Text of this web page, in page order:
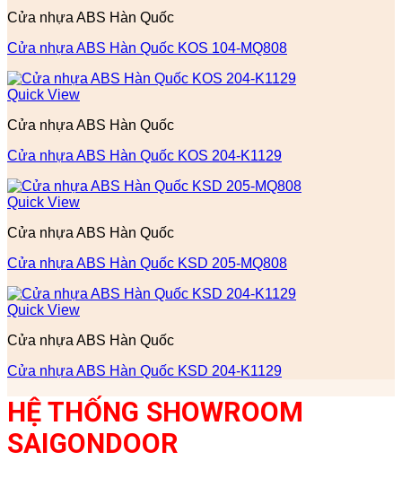
Cửa nhựa ABS Hàn Quốc
Cửa nhựa ABS Hàn Quốc KOS 104-MQ808
Quick View
Cửa nhựa ABS Hàn Quốc
Cửa nhựa ABS Hàn Quốc KOS 204-K1129
Quick View
Cửa nhựa ABS Hàn Quốc
Cửa nhựa ABS Hàn Quốc KSD 205-MQ808
Quick View
Cửa nhựa ABS Hàn Quốc
Cửa nhựa ABS Hàn Quốc KSD 204-K1129
HỆ THỐNG SHOWROOM
SAIGONDOOR